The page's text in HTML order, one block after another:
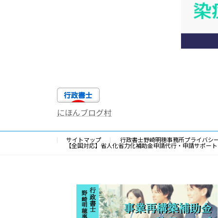
にほんブログ村
サイトマップ
行政書士野崎明穂事務所プライバシ
【全国対応】省人化省力化補助金申請代行・申請サポー